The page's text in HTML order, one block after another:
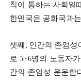
칙이 통하는 사회일
한민국은 공화국과
셋째 , 인간의 존엄성
로 5~6명의 노동자
간의 존엄성 운운한